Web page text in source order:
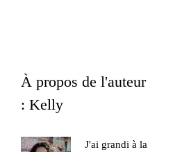
À propos de l'auteur
: Kelly
J'ai grandi à la